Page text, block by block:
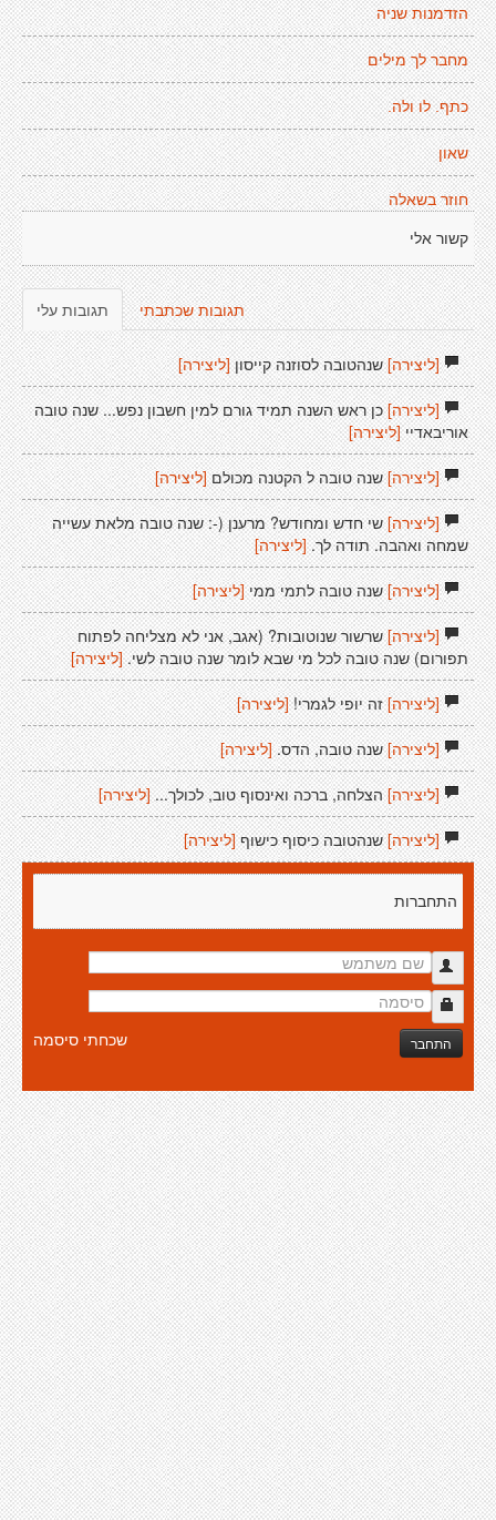
הזדמנות שניה
מחבר לך מילים
כתף. לו ולה.
שאון
חוזר בשאלה
קשור אלי
תגובות עלי תגובות שכתבתי
[ליצירה]שנהטובה לסוזנה קייסון [ליצירה]
[ליצירה]כן ראש השנה תמיד גורם למין חשבון נפש... שנה טובה
אוריבאדיי [ליצירה]
[ליצירה]שנה טובה ל הקטנה מכולם [ליצירה]
[ליצירה]שי חדש ומחודש? מרענן (-: שנה טובה מלאת עשייה
שמחה ואהבה. תודה לך. [ליצירה]
[ליצירה]שנה טובה לתמי ממי [ליצירה]
[ליצירה]שרשור שנוטובות? (אגב, אני לא מצליחה לפתוח
תפורום) שנה טובה לכל מי שבא לומר שנה טובה לשי. [ליצירה]
[ליצירה]זה יופי לגמרי! [ליצירה]
[ליצירה]שנה טובה, הדס. [ליצירה]
[ליצירה]הצלחה, ברכה ואינסוף טוב, לכולך... [ליצירה]
[ליצירה]שנהטובה כיסוף כישוף [ליצירה]
התחברות
התחבר שכחתי סיסמה